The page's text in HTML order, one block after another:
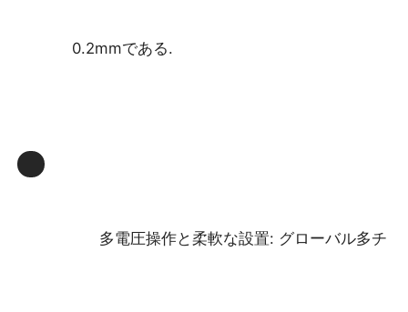
0.2mmである.
多電圧操作と柔軟な設置: グローバル多チ